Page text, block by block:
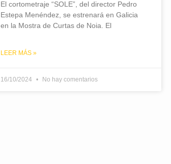
El cortometraje “SOLE”, del director Pedro
Estepa Menéndez, se estrenará en Galicia
en la Mostra de Curtas de Noia. El
LEER MÁS »
16/10/2024 No hay comentarios